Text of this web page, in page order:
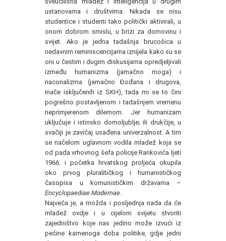
ustanovama i društvima. Nikada se nisu
studentice i studenti tako politički aktivirali, u
onom dobrom smislu, u brizi za domovinu i
svijet. Ako je jedna tadašnja brucošica u
nedavnim reminiscencijama iznijela kako su se
oni u čestim i dugim diskusijama opredjeljivali
između humanizma (jamačno moga) i
naconalizma (jamačno Đođana i drugova,
inače isključenih iz SKH), tada mi se to čini
pogrešno postavljenom i tadašnjem vremenu
neprimjerenom dilemom. Jer humanizam
uključuje i istinsko domoljublje; ili drukčije, u
svačiji je zavičaj usađena univerzalnost. A tim
se načelom uglavnom vodila mladež koja se
od pada vrhovnog šefa policije Rankovića ljeti
1966. i početka hrvatskog proljeća okupila
oko prvog pluralitičkog i humanističkog
časopisa u komunističkim državama –
Encyclopaediae Modernae
Najveća je, a možda i posljednja nada da će
mladež ovdje i u cijelom svijetu stvoriti
zajedništvo koje nas jedino može izvući iz
pećine kamenoga doba politike, gdje jedni